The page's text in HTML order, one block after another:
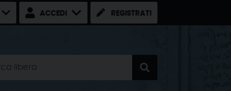
REGISTRATI
ACCEDI